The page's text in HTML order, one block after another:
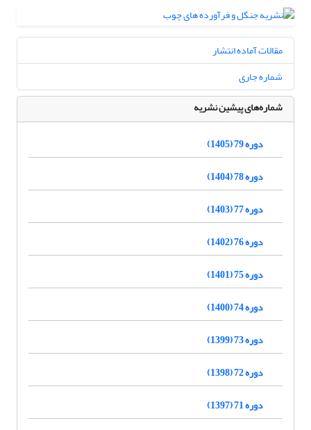
مقالات آماده انتشار
شماره جاری
شماره‌های پیشین نشریه
دوره 79 (1405)
دوره 78 (1404)
دوره 77 (1403)
دوره 76 (1402)
دوره 75 (1401)
دوره 74 (1400)
دوره 73 (1399)
دوره 72 (1398)
دوره 71 (1397)